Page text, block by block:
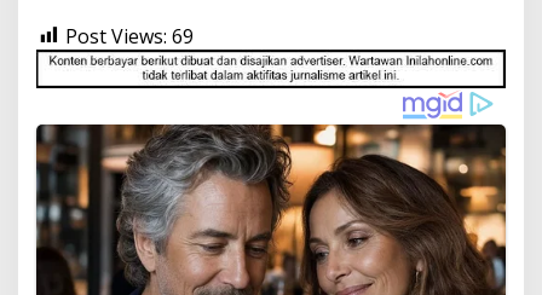
Post Views: 69